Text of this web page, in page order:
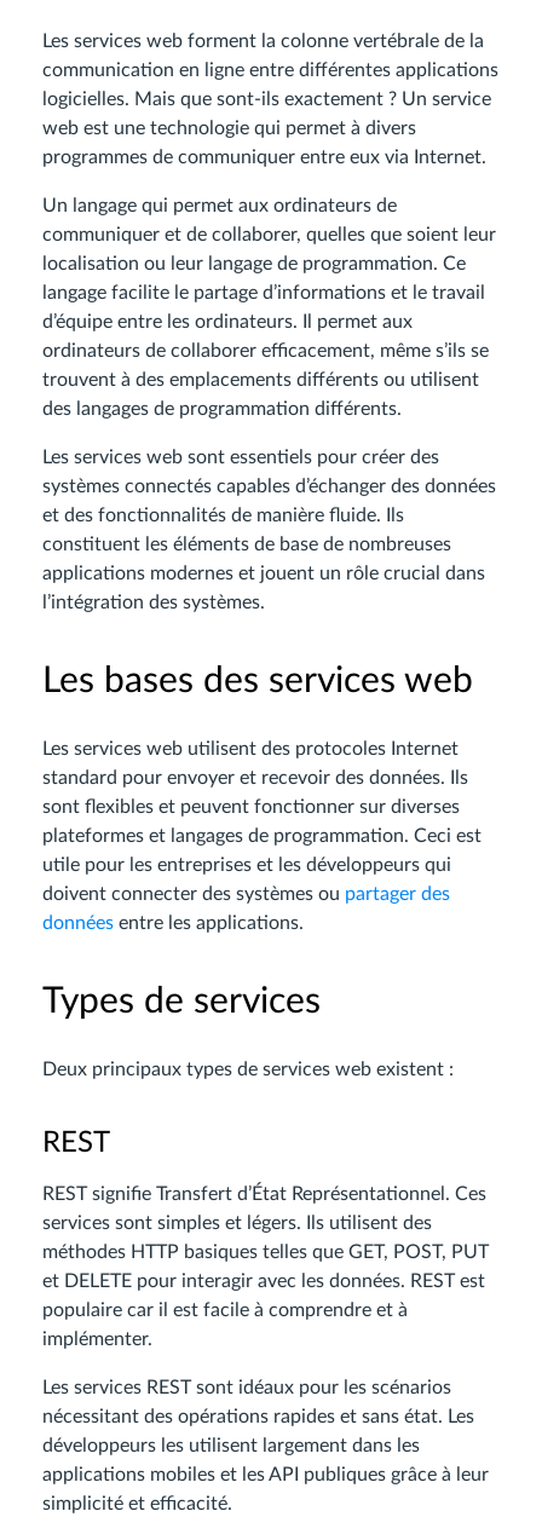
Les services web forment la colonne vertébrale de la
communication en ligne entre différentes applications
logicielles. Mais que sont-ils exactement ? Un service
web est une technologie qui permet à divers
programmes de communiquer entre eux via Internet.
Un langage qui permet aux ordinateurs de
communiquer et de collaborer, quelles que soient leur
localisation ou leur langage de programmation. Ce
langage facilite le partage d’informations et le travail
d’équipe entre les ordinateurs. Il permet aux
ordinateurs de collaborer efficacement, même s’ils se
trouvent à des emplacements différents ou utilisent
des langages de programmation différents.
Les services web sont essentiels pour créer des
systèmes connectés capables d’échanger des données
et des fonctionnalités de manière fluide. Ils
constituent les éléments de base de nombreuses
applications modernes et jouent un rôle crucial dans
l’intégration des systèmes.
Les bases des services web
Les services web utilisent des protocoles Internet
standard pour envoyer et recevoir des données. Ils
sont flexibles et peuvent fonctionner sur diverses
plateformes et langages de programmation. Ceci est
utile pour les entreprises et les développeurs qui
doivent connecter des systèmes ou partager des
données entre les applications.
Types de services
Deux principaux types de services web existent :
REST
REST signifie Transfert d’État Représentationnel. Ces
services sont simples et légers. Ils utilisent des
méthodes HTTP basiques telles que GET, POST, PUT
et DELETE pour interagir avec les données. REST est
populaire car il est facile à comprendre et à
implémenter.
Les services REST sont idéaux pour les scénarios
nécessitant des opérations rapides et sans état. Les
développeurs les utilisent largement dans les
applications mobiles et les API publiques grâce à leur
simplicité et efficacité.